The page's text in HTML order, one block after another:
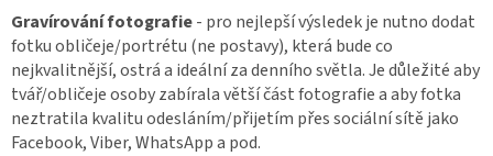
Gravírování fotografie- pro nejlepší výsledek je nutno dodat
fotku obličeje/portrétu (ne postavy), která bude co
nejkvalitnější, ostrá a ideální za denního světla. Je důležité aby
tvář/obličeje osoby zabírala větší část fotografie a aby fotka
neztratila kvalitu odesláním/přijetím přes sociální sítě jako
Facebook, Viber, WhatsApp a pod.